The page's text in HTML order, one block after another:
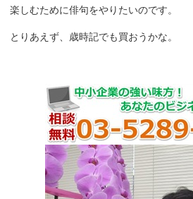
楽しむために俳句をやりたいのです。
とりあえず、歳時記でも買おうかな。